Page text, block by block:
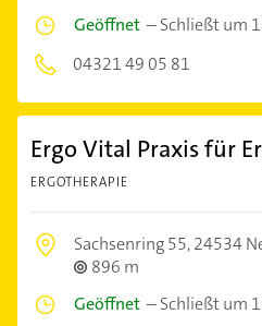
Geöffnet –Schließt um
04321 49 05 81
Ergo Vital Praxis für
ERGOTHERAPIE
Sachsenring 55,24534
896 m
Geöffnet –Schließt um